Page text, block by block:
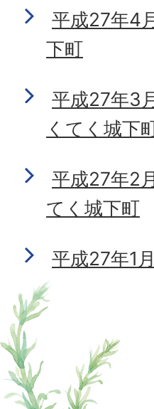
平成27年4
下町
平成27年3
くてく城下
平成27年2
てく城下町
平成27年1